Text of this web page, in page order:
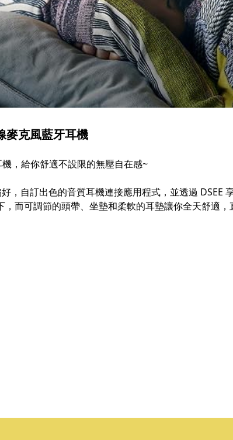
麥克風藍牙耳機
，給你舒適不設限的無壓自在感~
，自訂出色的音質耳機連接應用程式，並透過 DSEE
而可調節的頭帶、坐墊和柔軟的耳墊讓你全天舒適